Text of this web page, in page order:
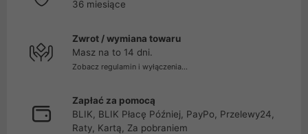
36 miesiące
Zwrot / wymiana towaru
Masz na to 14 dni.
Zobacz regulamin i wyłączenia...
Zapłać za pomocą
BLIK, BLIK Płacę Później, PayPo, Przelewy24,
Raty, Kartą, Za pobraniem